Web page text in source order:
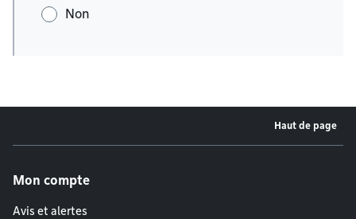
Non
Haut de page
Mon compte
Avis et alertes